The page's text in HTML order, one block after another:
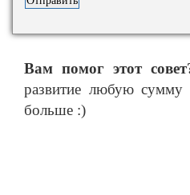
Вам помог этот
развитие любую
больше :)